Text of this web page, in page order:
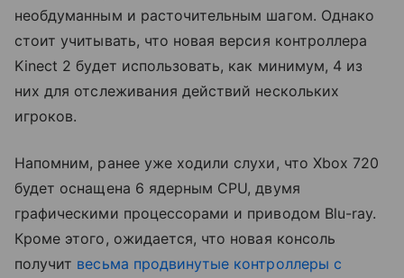
необдуманным и расточительным шагом. Однако
стоит учитывать, что новая версия контроллера
Kinect 2 будет использовать, как минимум, 4 из
них для отслеживания действий нескольких
игроков.
Напомним, ранее уже ходили слухи, что Xbox 720
будет оснащена 6 ядерным CPU, двумя
графическими процессорами и приводом Blu-ray.
Кроме этого, ожидается, что новая консоль
получит весьма продвинутые контроллеры с